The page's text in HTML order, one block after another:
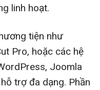
linh hoạt.
tiện như
Pro, hoặc các hệ
Joomla
trợ đa dạng. Phần